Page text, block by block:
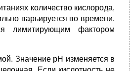
количество кислорода,
варьируется во времени.
лимитирующим фактором
Значение рН изменяется в